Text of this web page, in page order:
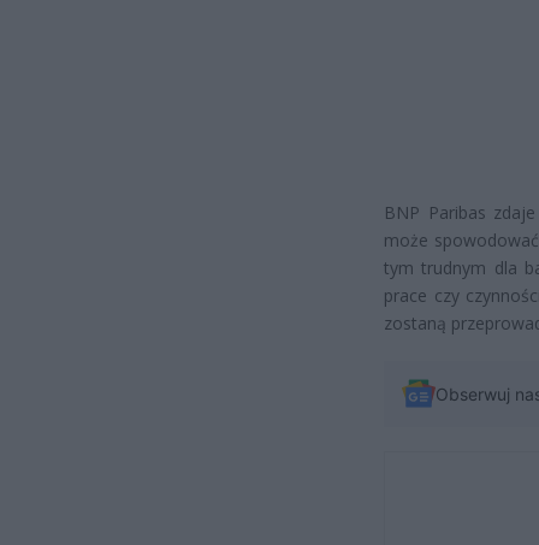
BNP Paribas
może
tym trudnym dla
prace czy
zostaną
Obserwuj